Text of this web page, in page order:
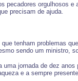
pecadores orgulhosos
precisam de ajuda.
tenham problemas
sendo um ministro,
uma jornada de dez
e a sempre